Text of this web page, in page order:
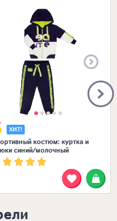
в наличии:
ХИТ!
костюм: куртка и
синий/молочный